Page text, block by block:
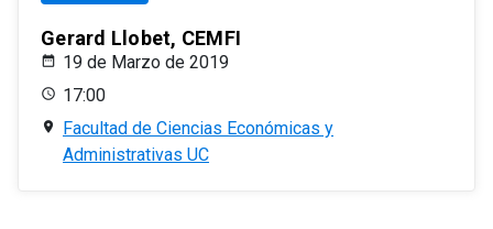
Gerard Llobet, CEMFI
19 de Marzo de 2019
17:00
Facultad de Ciencias Económicas y
Administrativas UC